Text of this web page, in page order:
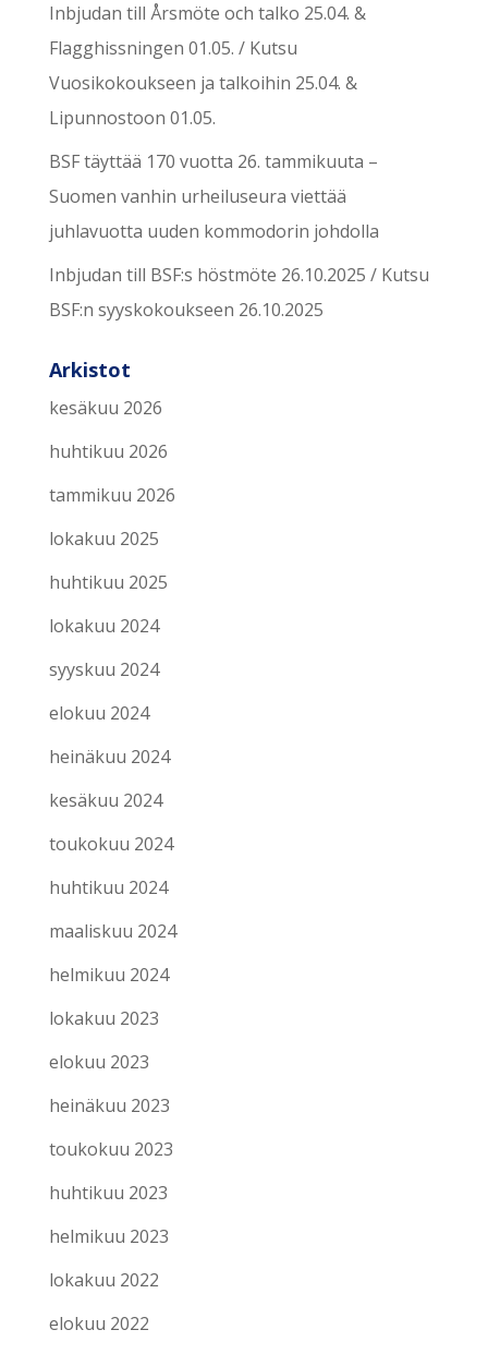
Inbjudan till Årsmöte och talko 25.04. &
Flagghissningen 01.05. / Kutsu
Vuosikokoukseen ja talkoihin 25.04. &
Lipunnostoon 01.05.
BSF täyttää 170 vuotta 26. tammikuuta –
Suomen vanhin urheiluseura viettää
juhlavuotta uuden kommodorin johdolla
Inbjudan till BSF:s höstmöte 26.10.2025 / Kutsu
BSF:n syyskokoukseen 26.10.2025
Arkistot
kesäkuu 2026
huhtikuu 2026
tammikuu 2026
lokakuu 2025
huhtikuu 2025
lokakuu 2024
syyskuu 2024
elokuu 2024
heinäkuu 2024
kesäkuu 2024
toukokuu 2024
huhtikuu 2024
maaliskuu 2024
helmikuu 2024
lokakuu 2023
elokuu 2023
heinäkuu 2023
toukokuu 2023
huhtikuu 2023
helmikuu 2023
lokakuu 2022
elokuu 2022